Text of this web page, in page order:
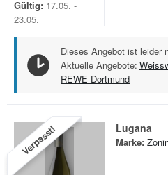
Gültig: 17.05. -
23.05.
Dieses Angebot ist leider
Aktuelle Angebote:
REWE Dortmund
Verpasst! Lugana
Marke: